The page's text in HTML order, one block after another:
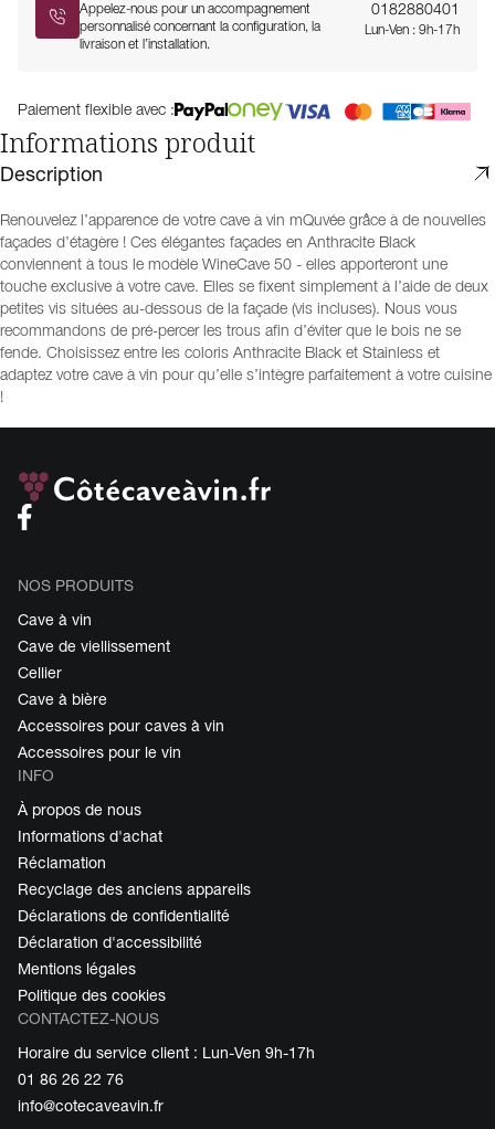
Appelez-nous pour un accompagnement
personnalisé concernant la configuration, la
livraison et l’installation.
0182880401
Lun-Ven : 9h-17h
Paiement flexible avec :
Informations produit
Description
Renouvelez l’apparence de votre cave à vin mQuvée grâce à de nouvelles
façades d’étagère ! Ces élégantes façades en Anthracite Black
conviennent à tous le modèle WineCave 50 - elles apporteront une
touche exclusive à votre cave. Elles se fixent simplement à l’aide de deux
petites vis situées au-dessous de la façade (vis incluses). Nous vous
recommandons de pré-percer les trous afin d’éviter que le bois ne se
fende. Choisissez entre les coloris Anthracite Black et Stainless et
adaptez votre cave à vin pour qu’elle s’intègre parfaitement à votre cuisine
!
NOS PRODUITS
Cave à vin
Cave de viellissement
Cellier
Cave à bière
Accessoires pour caves à vin
Accessoires pour le vin
INFO
À propos de nous
Informations d'achat
Réclamation
Recyclage des anciens appareils
Déclarations de confidentialité
Déclaration d'accessibilité
Mentions légales
Politique des cookies
CONTACTEZ-NOUS
Horaire du service client : Lun-Ven 9h-17h
01 86 26 22 76
info@cotecaveavin.fr